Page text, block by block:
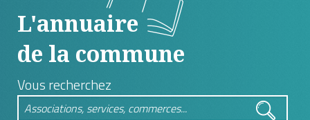
L'annuaire
de la commune
Vous recherchez